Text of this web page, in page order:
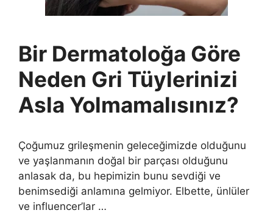
Bir Dermatoloğa Göre
Neden Gri Tüylerinizi
Asla Yolmamalısınız?
Çoğumuz grileşmenin geleceğimizde olduğunu
ve yaşlanmanın doğal bir parçası olduğunu
anlasak da, bu hepimizin bunu sevdiği ve
benimsediği anlamına gelmiyor. Elbette, ünlüler
ve influencer’lar …